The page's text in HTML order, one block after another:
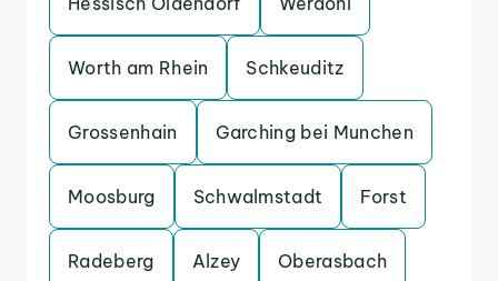
Worth am Rhein Schkeuditz
Grossenhain Garching bei Munchen
Moosburg Schwalmstadt Forst
Radeberg Alzey Oberasbach